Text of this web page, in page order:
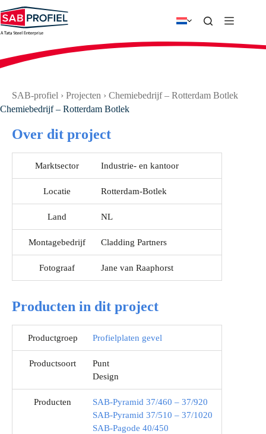
naar
de
inhoud
SAB-profiel › Projecten › Chemiebedrijf – Rotterdam Botlek
Chemiebedrijf – Rotterdam Botlek
Over dit project
Marktsector Industrie- en kantoor
Locatie Rotterdam-Botlek
Land NL
Montagebedrijf Cladding Partners
Fotograaf Jane van Raaphorst
Producten in dit project
Productgroep Profielplaten gevel
Productsoort
Punt
Design
Producten
SAB-Pyramid 37/460 – 37/920
SAB-Pyramid 37/510 – 37/1020
SAB-Pagode 40/450